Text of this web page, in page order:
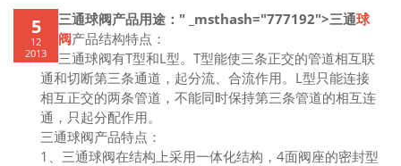
5
12
2013
三通球阀产品用途：" _msthash="777192">三通球
阀产品结构特点：
三通球阀有T型和L型。 T型能使三条正交的管道相互联
通和切断第三条通道，起分流、合流作用。 L型只能连接
相互正交的两条管道，不能同时保持第三条管道的相互连
通，只起分配作用。
三通球阀产品特点：
1、三通球阀在结构上采用一体化结构，4面阀座的密封型